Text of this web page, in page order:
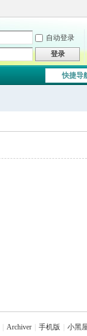
自动登录
登录
快捷导
Archiver 手机版 小黑